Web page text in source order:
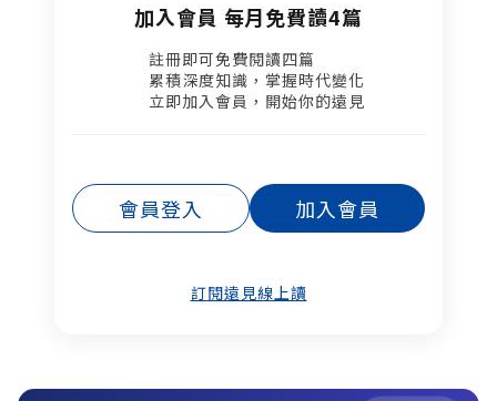
加入會員 每月免費讀4篇
註冊即可免費閱讀四篇​
累積深度知識，掌握時代變化​
立即加入會員，開始你的遠見
會員登入 加入會員
訂閱遠見線上讀